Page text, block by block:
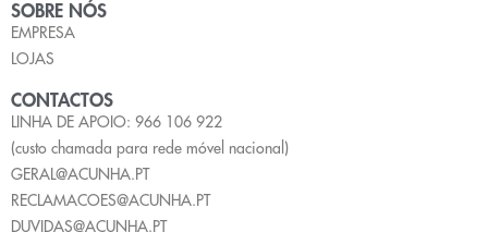
SOBRE NÓS
EMPRESA
LOJAS
CONTACTOS
LINHA DE APOIO: 966 106 922
(custo chamada para rede móvel nacional)
GERAL@ACUNHA.PT
RECLAMACOES@ACUNHA.PT
DUVIDAS@ACUNHA.PT